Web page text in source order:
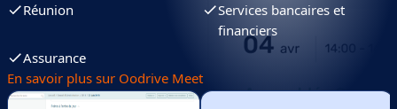
Réunion
Services bancaires et
financiers
Assurance
En savoir plus sur Oodrive Meet